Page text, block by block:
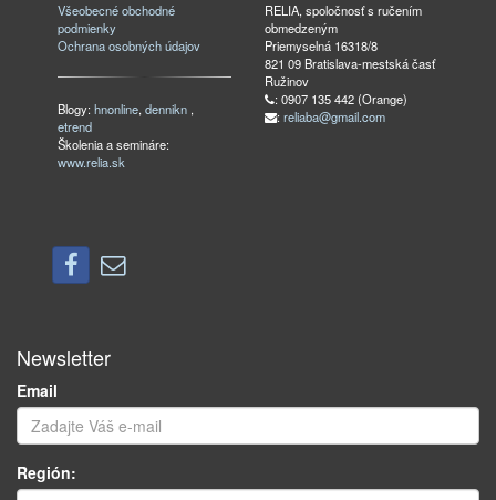
Všeobecné obchodné
podmienky
Ochrana osobných údajov
Blogy:hnonline,dennikn ,
etrend
Školenia a semináre:
www.relia.sk
RELIA, spoločnosť s ručením
obmedzeným
Priemyselná 16318/8
821 09 Bratislava-mestská časť
Ružinov
: 0907 135 442 (Orange)
: reliaba@gmail.com
Newsletter
Email
Región: